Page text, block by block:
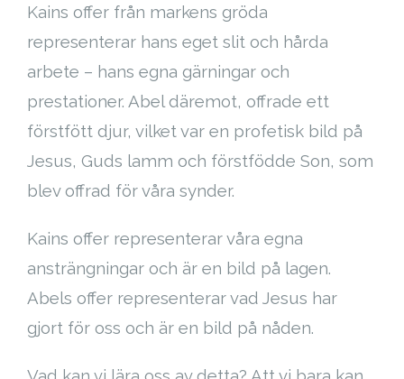
Kains offer från markens gröda
representerar hans eget slit och hårda
arbete – hans egna gärningar och
prestationer. Abel däremot, offrade ett
förstfött djur, vilket var en profetisk bild på
Jesus, Guds lamm och förstfödde Son, som
blev offrad för våra synder.
Kains offer representerar våra egna
ansträngningar och är en bild på lagen.
Abels offer representerar vad Jesus har
gjort för oss och är en bild på nåden.